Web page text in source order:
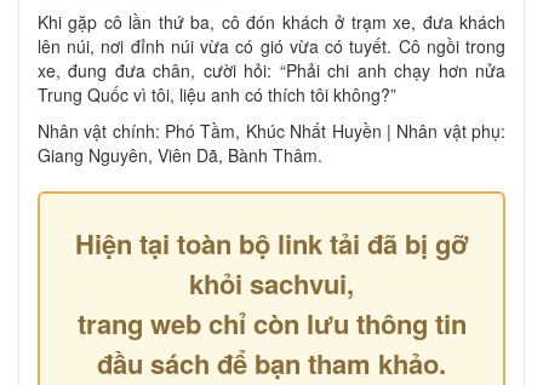
Khi gặp cô lần thứ ba, cô đón khách ở trạm xe, đưa khách
lên núi, nơi đỉnh núi vừa có gió vừa có tuyết. Cô ngồi trong
xe, đung đưa chân, cười hỏi: “Phải chi anh chạy hơn nửa
Trung Quốc vì tôi, liệu anh có thích tôi không?”
Nhân vật chính: Phó Tầm, Khúc Nhất Huyền | Nhân vật phụ:
Giang Nguyên, Viên Dã, Bành Thâm.
Hiện tại toàn bộ link tải đã bị gỡ
khỏi sachvui,
trang web chỉ còn lưu thông tin
đầu sách để bạn tham khảo.